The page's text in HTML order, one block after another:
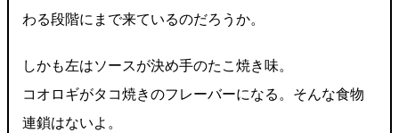
わる段階にまで来ているのだろうか。
しかも左はソースが決め手のたこ焼き味。
コオロギがタコ焼きのフレーバーになる。そんな食物
連鎖はないよ。